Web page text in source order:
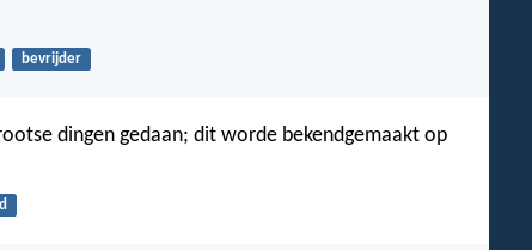
bevrijder
dingen gedaan; dit worde bekendgemaakt op